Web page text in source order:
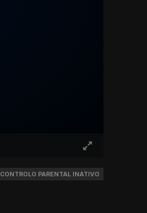
CONTROLO PARENTAL INATIVO